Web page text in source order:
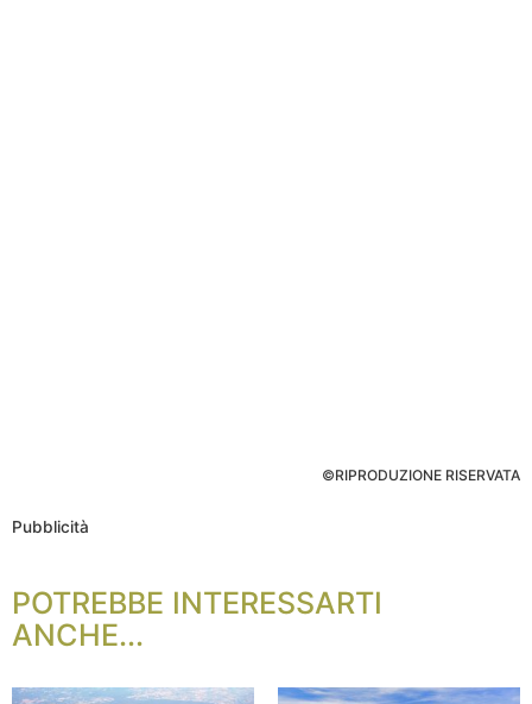
©RIPRODUZIONE RISERVATA
Pubblicità
POTREBBE INTERESSARTI
ANCHE...